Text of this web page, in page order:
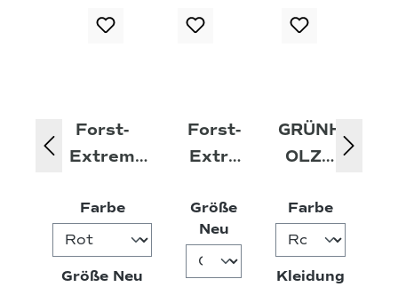
Forst-
Extrem
dschuhe
Robust
Farbeauswählen
Größe Neu auswählen
Forst-
Extre
Hands
chuhe
Größe
Neuauswählen
GRÜNH
OLZ®
Fleeces
hirt
Farbe
Kleidung